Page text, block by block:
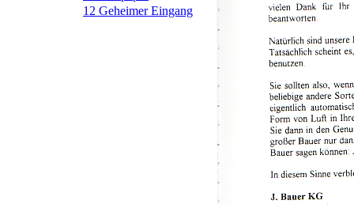
12 Geheimer Eingang